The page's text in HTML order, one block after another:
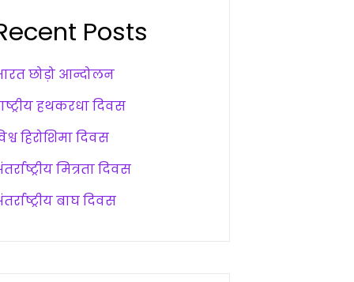
Posts
छोड़ो आन्दोलन
हथकरधा दिवस
हिरोशिमा दिवस
मित्रता दिवस
बाघ दिवस